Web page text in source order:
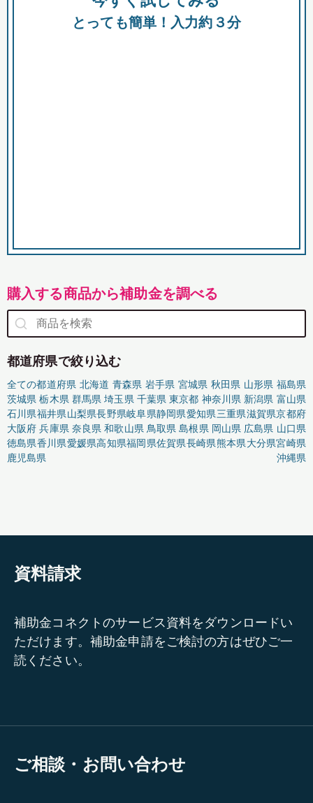
とっても簡単！入力約３分
購入する商品から補助金を調べる
都道府県で絞り込む
全ての都道府県 北海道 青森県 岩手県 宮城県 秋田県 山形県 福島県
茨城県 栃木県 群馬県 埼玉県 千葉県 東京都 神奈川県 新潟県 富山県
石川県福井県山梨県長野県岐阜県静岡県愛知県三重県滋賀県京都府
大阪府 兵庫県 奈良県 和歌山県 鳥取県 島根県 岡山県 広島県 山口県
徳島県香川県愛媛県高知県福岡県佐賀県長崎県熊本県大分県宮崎県
鹿児島県
沖縄県
資料請求
補助金コネクトのサービス資料をダウンロードい
ただけます。補助金申請をご検討の方はぜひご一
読ください。
ご相談・お問い合わせ